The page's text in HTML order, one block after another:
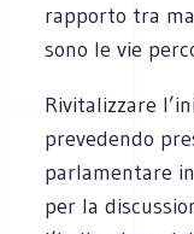
rapporto tra
sono le vie
Rivitalizzare
prevedendo
parlamentare
per la